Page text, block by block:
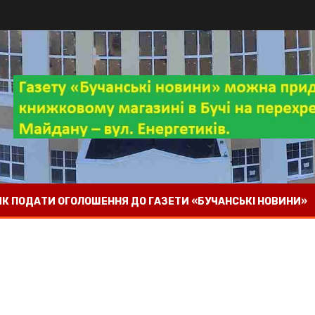
ПОДАТИ ОГОЛОШЕННЯ ДО ГАЗЕТИ «БУЧАНСЬКІ НОВИНИ»